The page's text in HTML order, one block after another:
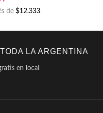
de$12.333
LA ARGENTINA
en local